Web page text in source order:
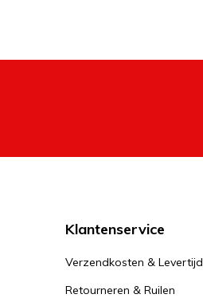
Klantenservice
Verzendkosten & Levertijd
Retourneren & Ruilen